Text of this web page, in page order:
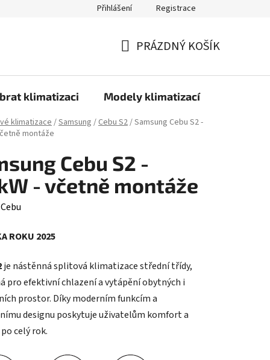
Přihlášení Registrace
KOŠÍK
PRÁZDNÝ KOŠÍK
klimatizaci Modely klimatizací
klimatizace/Samsung /Cebu S2/Samsung Cebu S2 -
montáže
Cebu S2 -
- včetně montáže
Cebu
ROKU 2025
je nástěnná splitová klimatizace střední třídy,
pro efektivní chlazení a vytápění obytných i
prostor. Díky moderním funkcím a
designu poskytuje uživatelům komfort a
celý rok.